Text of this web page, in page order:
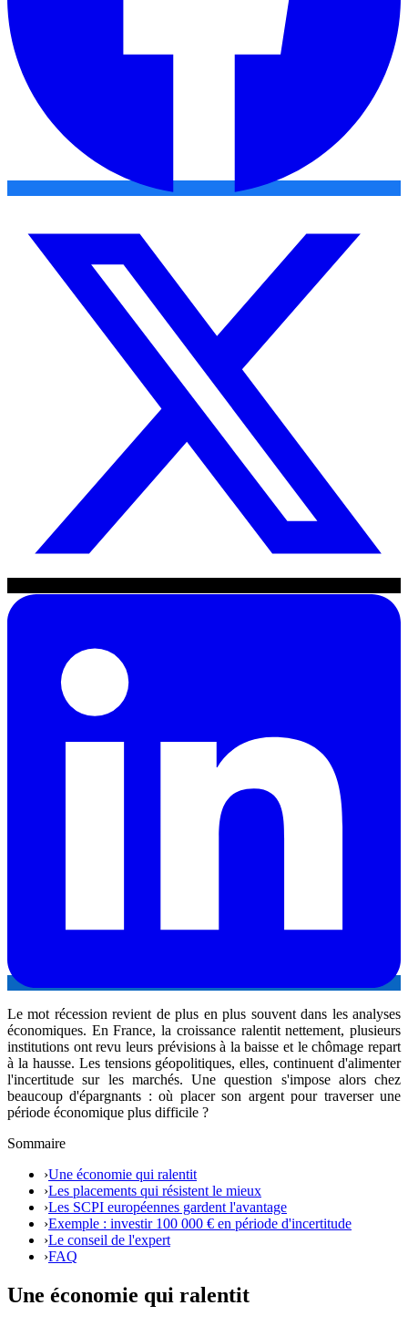
Le mot récession revient de plus en plus souvent dans les analyses
économiques. En France, la croissance ralentit nettement, plusieurs
institutions ont revu leurs prévisions à la baisse et le chômage repart
à la hausse. Les tensions géopolitiques, elles, continuent d'alimenter
l'incertitude sur les marchés. Une question s'impose alors chez
beaucoup d'épargnants : où placer son argent pour traverser une
période économique plus difficile ?
Sommaire
›Une économie qui ralentit
›Les placements qui résistent le mieux
›Les SCPI européennes gardent l'avantage
›Exemple : investir 100 000 € en période d'incertitude
›Le conseil de l'expert
›FAQ
Une économie qui ralentit